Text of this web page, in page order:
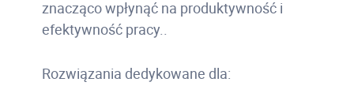
znacząco wpłynąć na produktywność i
efektywność pracy..
Rozwiązania dedykowane dla: